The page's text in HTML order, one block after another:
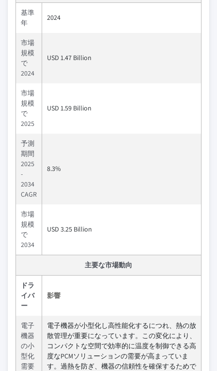
基準
年
2024
市場
規模
で
2024
USD 1.47 Billion
市場
規模
で
2025
USD 1.59 Billion
予測
期間
2025
-
2034
CAGR
8.3%
市場
規模
で
2034
USD 3.25 Billion
主要な市場動向
ドラ
イバ
ー
影響
電子
機器
の小
型化
需要
電子機器が小型化し高性能化するにつれ、熱の放
散管理が重要になっています。この変化により、
コンパクトな空間で効率的に温度を制御できる高
度なPCMソリューションの需要が高まっていま
す。過熱を防ぎ、機器の信頼性を確保するためで